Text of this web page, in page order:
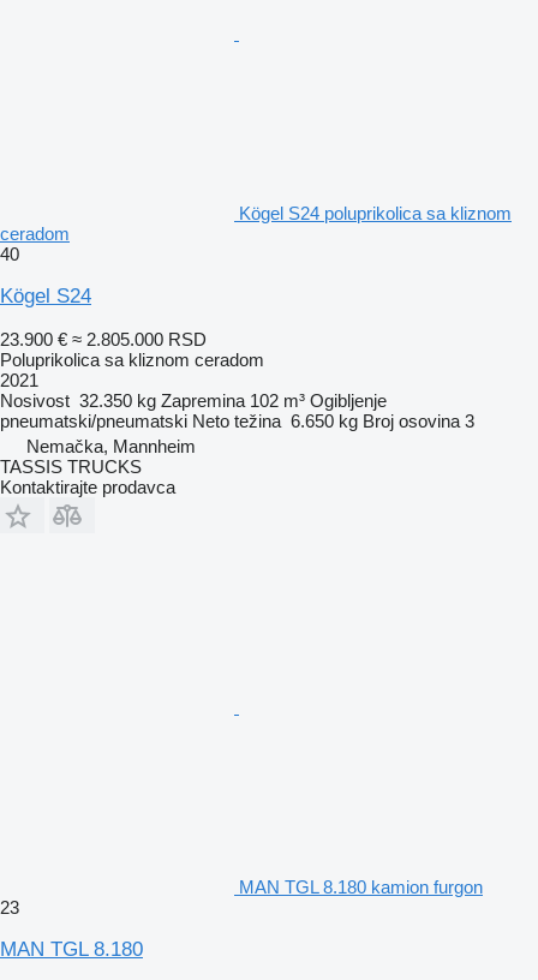
Kögel S24 poluprikolica sa kliznom
ceradom
40
Kögel S24
23.900 € ≈ 2.805.000 RSD
Poluprikolica sa kliznom ceradom
2021
Nosivost 32.350 kg Zapremina 102 m³ Ogibljenje
pneumatski/pneumatski Neto težina 6.650 kg Broj osovina 3
Nemačka, Mannheim
TASSIS TRUCKS
Kontaktirajte prodavca
MAN TGL 8.180 kamion furgon
23
MAN TGL 8.180